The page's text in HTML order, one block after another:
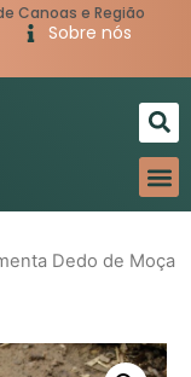
Canoas e Região
Sobre nós
Dedo de Moça